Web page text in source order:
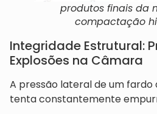
produtos finais da
compactação
Integridade Estrutural:
Explosões na Câmara
A pressão lateral de um fardo
tenta constantemente